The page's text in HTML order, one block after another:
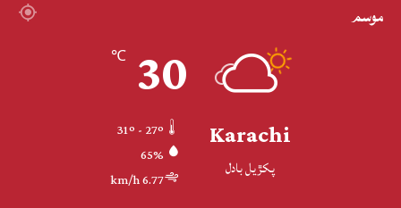
موسم
Karachi
پکڙيل بادل
30
℃
65%
6.77 km/h